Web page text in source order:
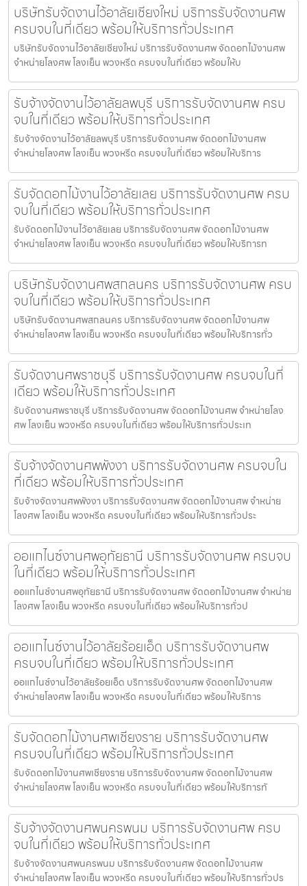
บริษัทรับจัดงานไว้อาลัยเชียงใหม่ บริการรับจัดงานศพ
ครบจบในที่เดียว พร้อมให้บริการทั่วประเทศ
บริษัทรับจัดงานไว้อาลัยเชียงใหม่ บริการรับจัดงานศพ จัดดอกไม้งานศพ
จำหน่ายโลงศพ โลงเย็น พวงหรีด ครบจบในที่เดียว พร้อมให้บ
รับจ้างจัดงานไว้อาลัยลพบุรี บริการรับจัดงานศพ ครบ
จบในที่เดียว พร้อมให้บริการทั่วประเทศ
รับจ้างจัดงานไว้อาลัยลพบุรี บริการรับจัดงานศพ จัดดอกไม้งานศพ
จำหน่ายโลงศพ โลงเย็น พวงหรีด ครบจบในที่เดียว พร้อมให้บริการ
รับจัดดอกไม้งานไว้อาลัยเลย บริการรับจัดงานศพ ครบ
จบในที่เดียว พร้อมให้บริการทั่วประเทศ
รับจัดดอกไม้งานไว้อาลัยเลย บริการรับจัดงานศพ จัดดอกไม้งานศพ
จำหน่ายโลงศพ โลงเย็น พวงหรีด ครบจบในที่เดียว พร้อมให้บริการท
บริษัทรับจัดงานศพสกลนคร บริการรับจัดงานศพ ครบ
จบในที่เดียว พร้อมให้บริการทั่วประเทศ
บริษัทรับจัดงานศพสกลนคร บริการรับจัดงานศพ จัดดอกไม้งานศพ
จำหน่ายโลงศพ โลงเย็น พวงหรีด ครบจบในที่เดียว พร้อมให้บริการทั่ว
รับจัดงานศพราชบุรี บริการรับจัดงานศพ ครบจบในที่
เดียว พร้อมให้บริการทั่วประเทศ
รับจัดงานศพราชบุรี บริการรับจัดงานศพ จัดดอกไม้งานศพ จำหน่ายโลง
ศพ โลงเย็น พวงหรีด ครบจบในที่เดียว พร้อมให้บริการทั่วประเท
รับจ้างจัดงานศพพังงา บริการรับจัดงานศพ ครบจบใน
ที่เดียว พร้อมให้บริการทั่วประเทศ
รับจ้างจัดงานศพพังงา บริการรับจัดงานศพ จัดดอกไม้งานศพ จำหน่าย
โลงศพ โลงเย็น พวงหรีด ครบจบในที่เดียว พร้อมให้บริการทั่วประ
ออแกไนซ์งานศพอุทัยธานี บริการรับจัดงานศพ ครบจบ
ในที่เดียว พร้อมให้บริการทั่วประเทศ
ออแกไนซ์งานศพอุทัยธานี บริการรับจัดงานศพ จัดดอกไม้งานศพ จำหน่าย
โลงศพ โลงเย็น พวงหรีด ครบจบในที่เดียว พร้อมให้บริการทั่วป
ออแกไนซ์งานไว้อาลัยร้อยเอ็ด บริการรับจัดงานศพ
ครบจบในที่เดียว พร้อมให้บริการทั่วประเทศ
ออแกไนซ์งานไว้อาลัยร้อยเอ็ด บริการรับจัดงานศพ จัดดอกไม้งานศพ
จำหน่ายโลงศพ โลงเย็น พวงหรีด ครบจบในที่เดียว พร้อมให้บริการ
รับจัดดอกไม้งานศพเชียงราย บริการรับจัดงานศพ
ครบจบในที่เดียว พร้อมให้บริการทั่วประเทศ
รับจัดดอกไม้งานศพเชียงราย บริการรับจัดงานศพ จัดดอกไม้งานศพ
จำหน่ายโลงศพ โลงเย็น พวงหรีด ครบจบในที่เดียว พร้อมให้บริการทั
รับจ้างจัดงานศพนครพนม บริการรับจัดงานศพ ครบ
จบในที่เดียว พร้อมให้บริการทั่วประเทศ
รับจ้างจัดงานศพนครพนม บริการรับจัดงานศพ จัดดอกไม้งานศพ
จำหน่ายโลงศพ โลงเย็น พวงหรีด ครบจบในที่เดียว พร้อมให้บริการทั่วปร